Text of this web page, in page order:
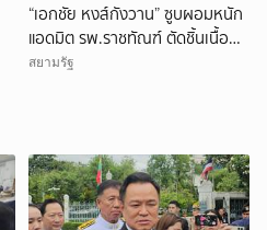
“เอกชัย หงส์กังวาน” ซูบผอมหนัก
แอดมิต รพ.ราชทัณฑ์ ตัดชิ้นเนื้อ
หัว-กระเพาะ รอฟังผลตรวจ
สยามรัฐ